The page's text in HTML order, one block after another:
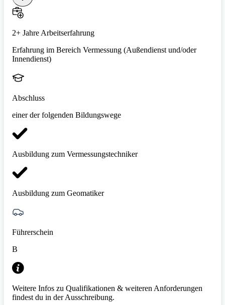
2+ Jahre Arbeitserfahrung
Erfahrung im Bereich Vermessung (Außendienst und/oder
Innendienst)
Abschluss
einer der folgenden Bildungswege
Ausbildung zum Vermessungstechniker
Ausbildung zum Geomatiker
Führerschein
B
Weitere Infos zu Qualifikationen & weiteren Anforderungen
findest du in der Ausschreibung.